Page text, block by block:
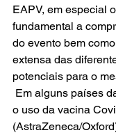
EAPV, em especial
fundamental a
do evento bem
extensa das
potenciais para o
o uso da vacina
(AstraZeneca/